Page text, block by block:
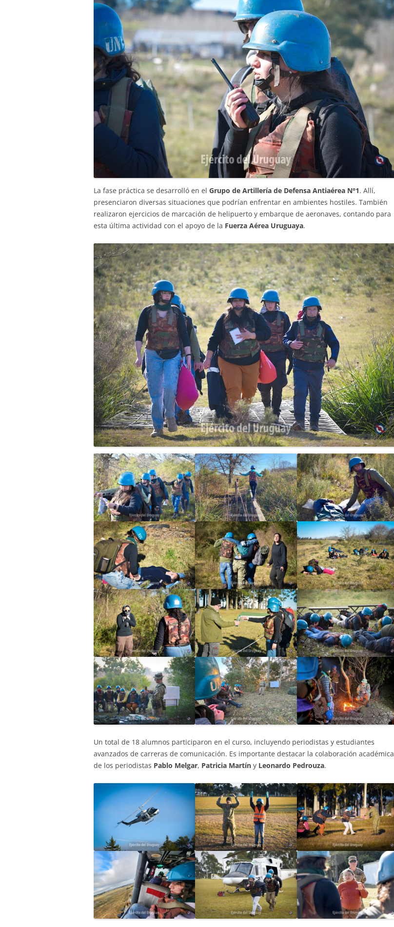
La fase práctica se desarrolló en el Grupo de Artillería de Defensa Antiaérea N°1. Allí,
presenciaron diversas situaciones que podrían enfrentar en ambientes hostiles. También
realizaron ejercicios de marcación de helipuerto y embarque de aeronaves, contando para
esta última actividad con el apoyo de la Fuerza Aérea Uruguaya.
Un total de 18 alumnos participaron en el curso, incluyendo periodistas y estudiantes
avanzados de carreras de comunicación. Es importante destacar la colaboración académica
de los periodistas Pablo Melgar, Patricia Martín y Leonardo Pedrouza.